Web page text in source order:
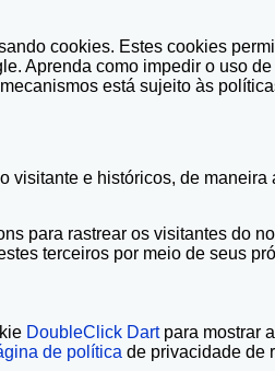
cookies. Estes cookies
Aprenda como impedir o uso
está sujeito às
e históricos, de maneira
para rastrear os visitantes do
terceiros por meio de seus
DoubleClick Dartpara mostrar
de política de privacidade de